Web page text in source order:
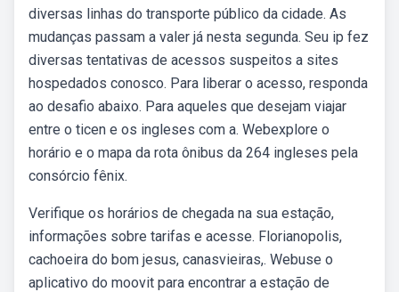
diversas linhas do transporte público da cidade. As
mudanças passam a valer já nesta segunda. Seu ip fez
diversas tentativas de acessos suspeitos a sites
hospedados conosco. Para liberar o acesso, responda
ao desafio abaixo. Para aqueles que desejam viajar
entre o ticen e os ingleses com a. Webexplore o
horário e o mapa da rota ônibus da 264 ingleses pela
consórcio fênix.
Verifique os horários de chegada na sua estação,
informações sobre tarifas e acesse. Florianopolis,
cachoeira do bom jesus, canasvieiras,. Webuse o
aplicativo do moovit para encontrar a estação de